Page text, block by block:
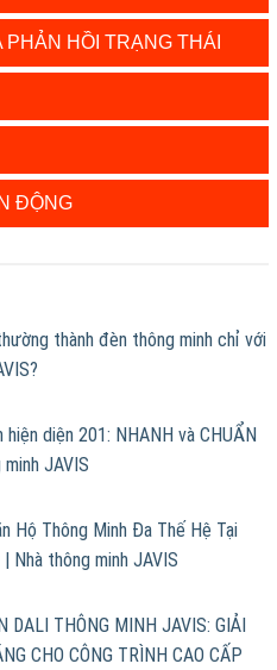
HỒI TRẠNG THÁI
ĐỘNG
thành đèn thông minh chỉ với
hiện diện 201: NHANH và CHUẨN
JAVIS
Hộ Thông Minh Đa Thế Hệ Tại
Nhà thông minh JAVIS
DALI THÔNG MINH JAVIS: GIẢI
CHO CÔNG TRÌNH CAO CẤP